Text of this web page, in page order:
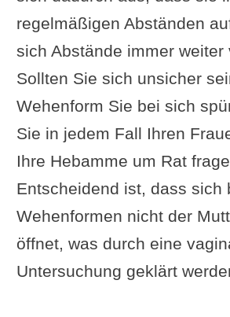
regelmäßigen Abständen
sich Abstände immer weiter
Sollten Sie sich unsicher
Wehenform Sie bei sich
Sie in jedem Fall Ihren
Ihre Hebamme um Rat
Entscheidend ist, dass sich
Wehenformen nicht der
öffnet, was durch eine
Untersuchung geklärt